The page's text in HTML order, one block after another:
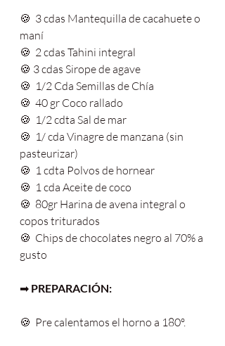
🍪  3 cdas Mantequilla de cacahuete o
maní
🍪  2 cdas Tahini integral
🍪 3 cdas Sirope de agave
🍪  1/2 Cda Semillas de Chía
🍪  40 gr Coco rallado
🍪  1/2 cdta Sal de mar
🍪  1/ cda Vinagre de manzana (sin
pasteurizar)
🍪  1 cdta Polvos de hornear
🍪  1 cda Aceite de coco
🍪  80gr Harina de avena integral o
copos triturados
🍪  Chips de chocolates negro al 70% a
gusto
➡ PREPARACIÓN:
🍪  Pre calentamos el horno a 180º.